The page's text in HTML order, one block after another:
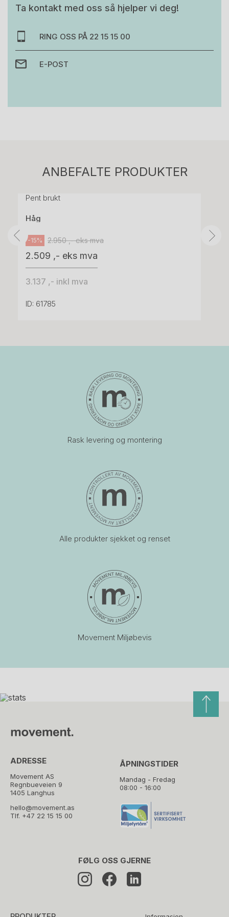
Ta kontakt med oss så hjelper vi deg!
RING OSS PÅ 22 15 15 00
E-POST
ANBEFALTE PRODUKTER
H05 5600 Swingback-armlene Mørk
Pent brukt
Håg
-15% 2.950 ,- eks mva
2.509 ,- eks mva
3.137 ,- inkl mva
ID: 61785
Rask levering og montering
Alle produkter sjekket og renset
Movement Miljøbevis
ADRESSE
Movement AS
Regnbueveien 9
1405 Langhus
hello@movement.as
Tlf. +47 22 15 15 00
ÅPNINGSTIDER
Mandag - Fredag
08:00 - 16:00
FØLG OSS GJERNE